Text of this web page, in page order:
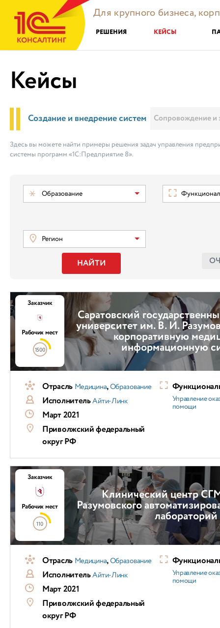
Для крупного бизнеса,
РЕШЕНИЯ КЕЙСЫ
Кейсы
Создание и внедрение систем Сопровождение и
Здесь вы можете найти примеры решения задач управления
системы программ «1С:Предприятие 8».
Образование
Регион
НАЙТИ
Саратовский
университет им. В. И.
корпоративную
информационную
Заказчик
Рабочих мест
1500
Отрасль Медицина,Образование
ИсполнительАйти-Линк
Март 2021
Приволжский федеральный
округ РФ
Управление
помощи
Клинический центр
Разумовского
лабораторий
Заказчик
Рабочих мест
110
Отрасль Медицина,Образование
ИсполнительАйти-Линк
Март 2021
Приволжский федеральный
округ РФ
Управление
помощи